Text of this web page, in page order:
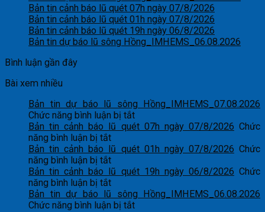
Bản tin cảnh báo lũ quét 07h ngày 07/8/2026
Bản tin cảnh báo lũ quét 01h ngày 07/8/2026
Bản tin cảnh báo lũ quét 19h ngày 06/8/2026
Bản tin dự báo lũ sông Hồng_IMHEMS_06.08.2026
Bình luận gần đây
Bài xem nhiều
Bản tin dự báo lũ sông Hồng_IMHEMS_07.08.2026
Chức năng bình luận bị tắtở
Bản
dự
lũ
Hồng_IMHEMS_07.08.2026
Bản tin cảnh báo lũ quét 07h ngày 07/8/2026 Chức
năng bình luận bị tắtở
Bản
tin
cảnh
báo
lũ
quét
Bản tin cảnh báo lũ quét 01h ngày 07/8/2026 Chức
năng bình luận bị tắtở
Bản
tin
cảnh
báo
Bản tin cảnh báo lũ quét 19h ngày 06/8/2026 Chức
năng bình luận bị tắtở
Bản
tin
Bản tin dự báo lũ sông Hồng_IMHEMS_06.08.2026
Chức năng bình luận bị tắtở